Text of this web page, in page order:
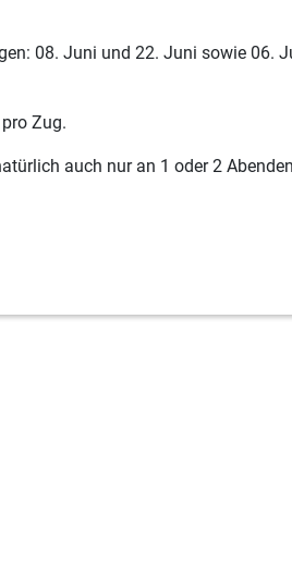
08. Juni und 22. Juni sowie 06.
Zug.
auch nur an 1 oder 2